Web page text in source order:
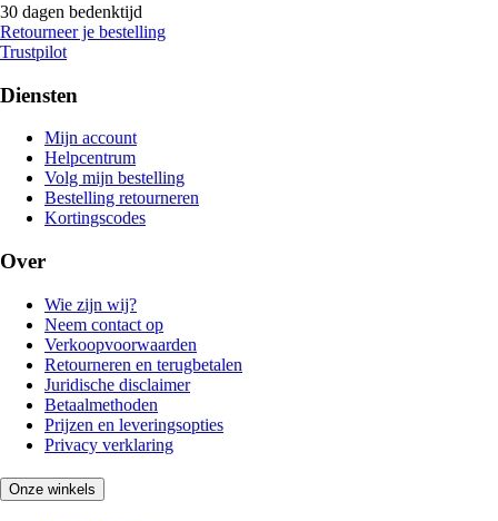
30 dagen bedenktijd
Retourneer je bestelling
Trustpilot
Diensten
Mijn account
Helpcentrum
Volg mijn bestelling
Bestelling retourneren
Kortingscodes
Over
Wie zijn wij?
Neem contact op
Verkoopvoorwaarden
Retourneren en terugbetalen
Juridische disclaimer
Betaalmethoden
Prijzen en leveringsopties
Privacy verklaring
Onze winkels